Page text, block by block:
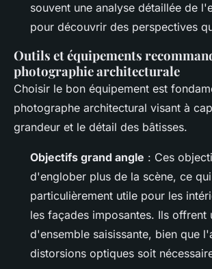
souvent une analyse détaillée de
pour découvrir des perspectives
Outils et équipements
photographie architecturale
Choisir le bon équipement est
photographe architectural visant à
grandeur et le détail des bâtisses.
Objectifs grand angle : Ces
d'englober plus de la scène, ce
particulièrement utile pour les
les façades imposantes. Ils offrent
d'ensemble saisissante, bien que
distorsions optiques soit